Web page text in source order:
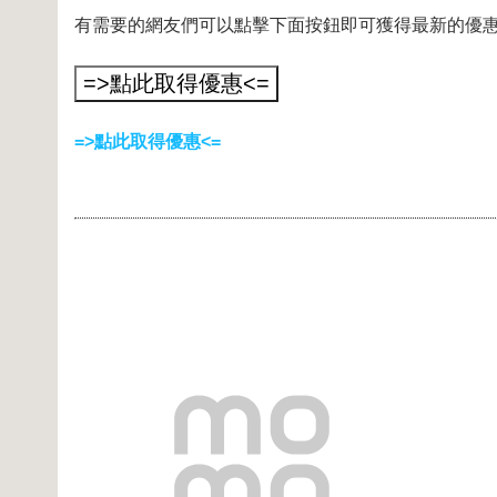
有需要的網友們可以點擊下面按鈕即可獲得最新的優
=>點此取得優惠<=